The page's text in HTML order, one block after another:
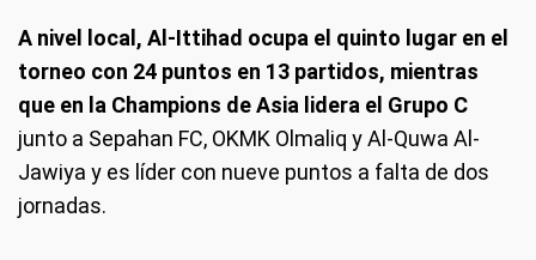
A nivel local, Al-Ittihad ocupa el quinto lugar en el
torneo con 24 puntos en 13 partidos, mientras
que en la Champions de Asia lidera el Grupo C
junto a Sepahan FC, OKMK Olmaliq y Al-Quwa Al-
Jawiya y es líder con nueve puntos a falta de dos
jornadas.